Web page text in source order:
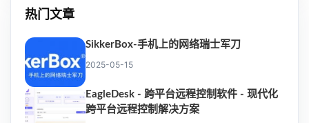
热门文章
SikkerBox-手机上的网络瑞士军刀
2025-05-15
EagleDesk - 跨平台远程控制软件 - 现代化
跨平台远程控制解决方案